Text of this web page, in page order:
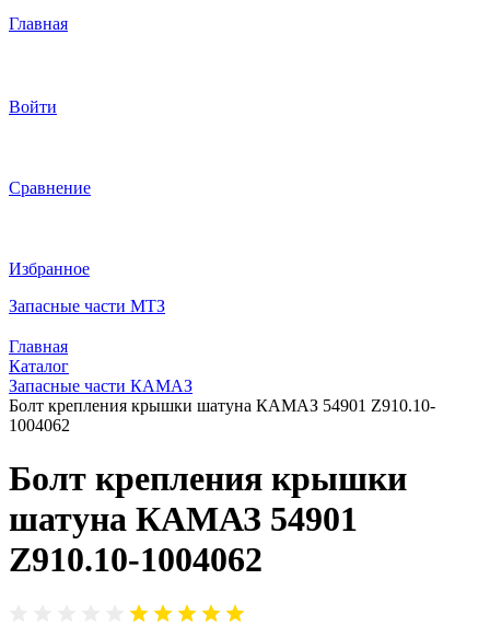
Главная
Войти
Сравнение
Избранное
Запасные части МТЗ
Главная
Каталог
Запасные части КАМАЗ
Болт крепления крышки шатуна КАМАЗ 54901 Z910.10-
1004062
Болт крепления крышки
шатуна КАМАЗ 54901
Z910.10-1004062